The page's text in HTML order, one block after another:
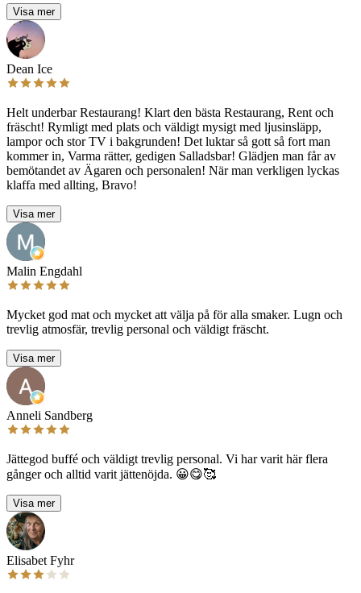
Visa mer
Dean Ice
Helt underbar Restaurang! Klart den bästa Restaurang, Rent och
fräscht! Rymligt med plats och väldigt mysigt med ljusinsläpp,
lampor och stor TV i bakgrunden! Det luktar så gott så fort man
kommer in, Varma rätter, gedigen Salladsbar! Glädjen man får av
bemötandet av Ägaren och personalen! När man verkligen lyckas
klaffa med allting, Bravo!
Visa mer
Malin Engdahl
Mycket god mat och mycket att välja på för alla smaker. Lugn och
trevlig atmosfär, trevlig personal och väldigt fräscht.
Visa mer
Anneli Sandberg
Jättegod buffé och väldigt trevlig personal. Vi har varit här flera
gånger och alltid varit jättenöjda. 😀😋🥰
Visa mer
Elisabet Fyhr